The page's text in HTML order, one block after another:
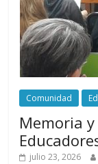
Comunidad
Memoria
julio 23, 2026